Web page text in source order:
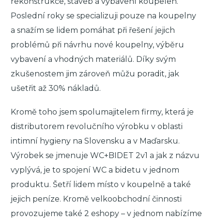
Poslední roky se specializuji pouze na koupelny
a snažím se lidem pomáhat při řešení jejich
problémů při návrhu nové koupelny, výběru
vybavení a vhodných materiálů. Díky svým
zkušenostem jim zároveň můžu poradit, jak
ušetřit až 30% nákladů.
Kromě toho jsem spolumajitelem firmy, která je
distributorem revolučního výrobku v oblasti
intimní hygieny na Slovensku a v Maďarsku.
Výrobek se jmenuje WC+BIDET 2v1 a jak z názvu
vyplývá, je to spojení WC a bidetu v jednom
produktu. Šetří lidem místo v koupelně a také
jejich peníze. Kromě velkoobchodní činnosti
provozujeme také 2 eshopy – v jednom nabízíme